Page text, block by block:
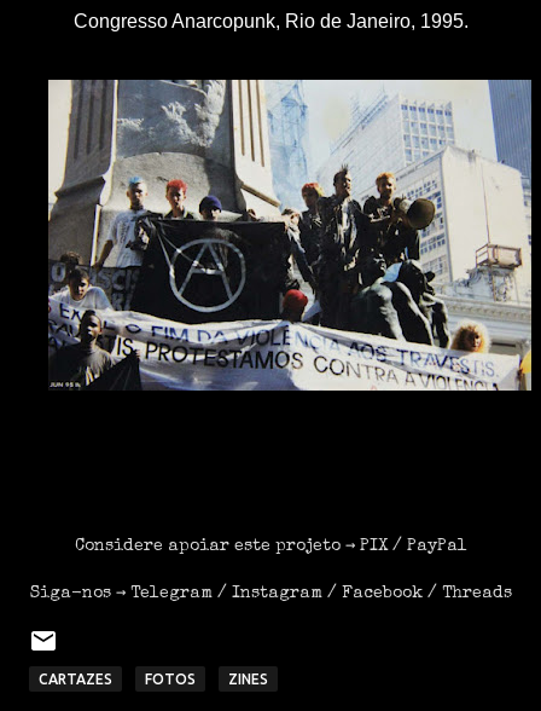
Congresso Anarcopunk, Rio de Janeiro, 1995.
Considere apoiar este projeto → PIX/ PayPal
Siga-nos → Telegram/ Instagram/ Facebook/ Threads
CARTAZES FOTOS ZINES